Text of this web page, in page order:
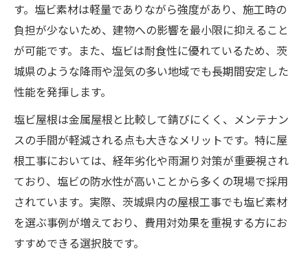
屋根工事で実現する塩ビの高耐久性とは
塩ビ屋根工事で長期間安心できる理由
屋根工事に塩ビを選ぶべき耐久メリット
耐久性に優れた塩ビ屋根工事の仕組み
屋根工事の現場で注目される塩ビの強み
屋根工事現場で光る塩ビ素材の特徴
塩ビ屋根工事が選ばれる現場の実情とは
現場で評価される塩ビ屋根工事の信頼性
屋根工事で塩ビが注目される理由を探る
塩ビ屋根工事の現場対応力と安全性
す。塩ビ素材は軽量でありながら強度があり、施工時の
負担が少ないため、建物への影響を最小限に抑えること
が可能です。また、塩ビは耐食性に優れているため、茨
城県のような降雨や湿気の多い地域でも長期間安定した
性能を発揮します。
塩ビ屋根は金属屋根と比較して錆びにくく、メンテナン
スの手間が軽減される点も大きなメリットです。特に屋
根工事においては、経年劣化や雨漏り対策が重要視され
ており、塩ビの防水性が高いことから多くの現場で採用
されています。実際、茨城県内の屋根工事でも塩ビ素材
を選ぶ事例が増えており、費用対効果を重視する方にお
すすめできる選択肢です。